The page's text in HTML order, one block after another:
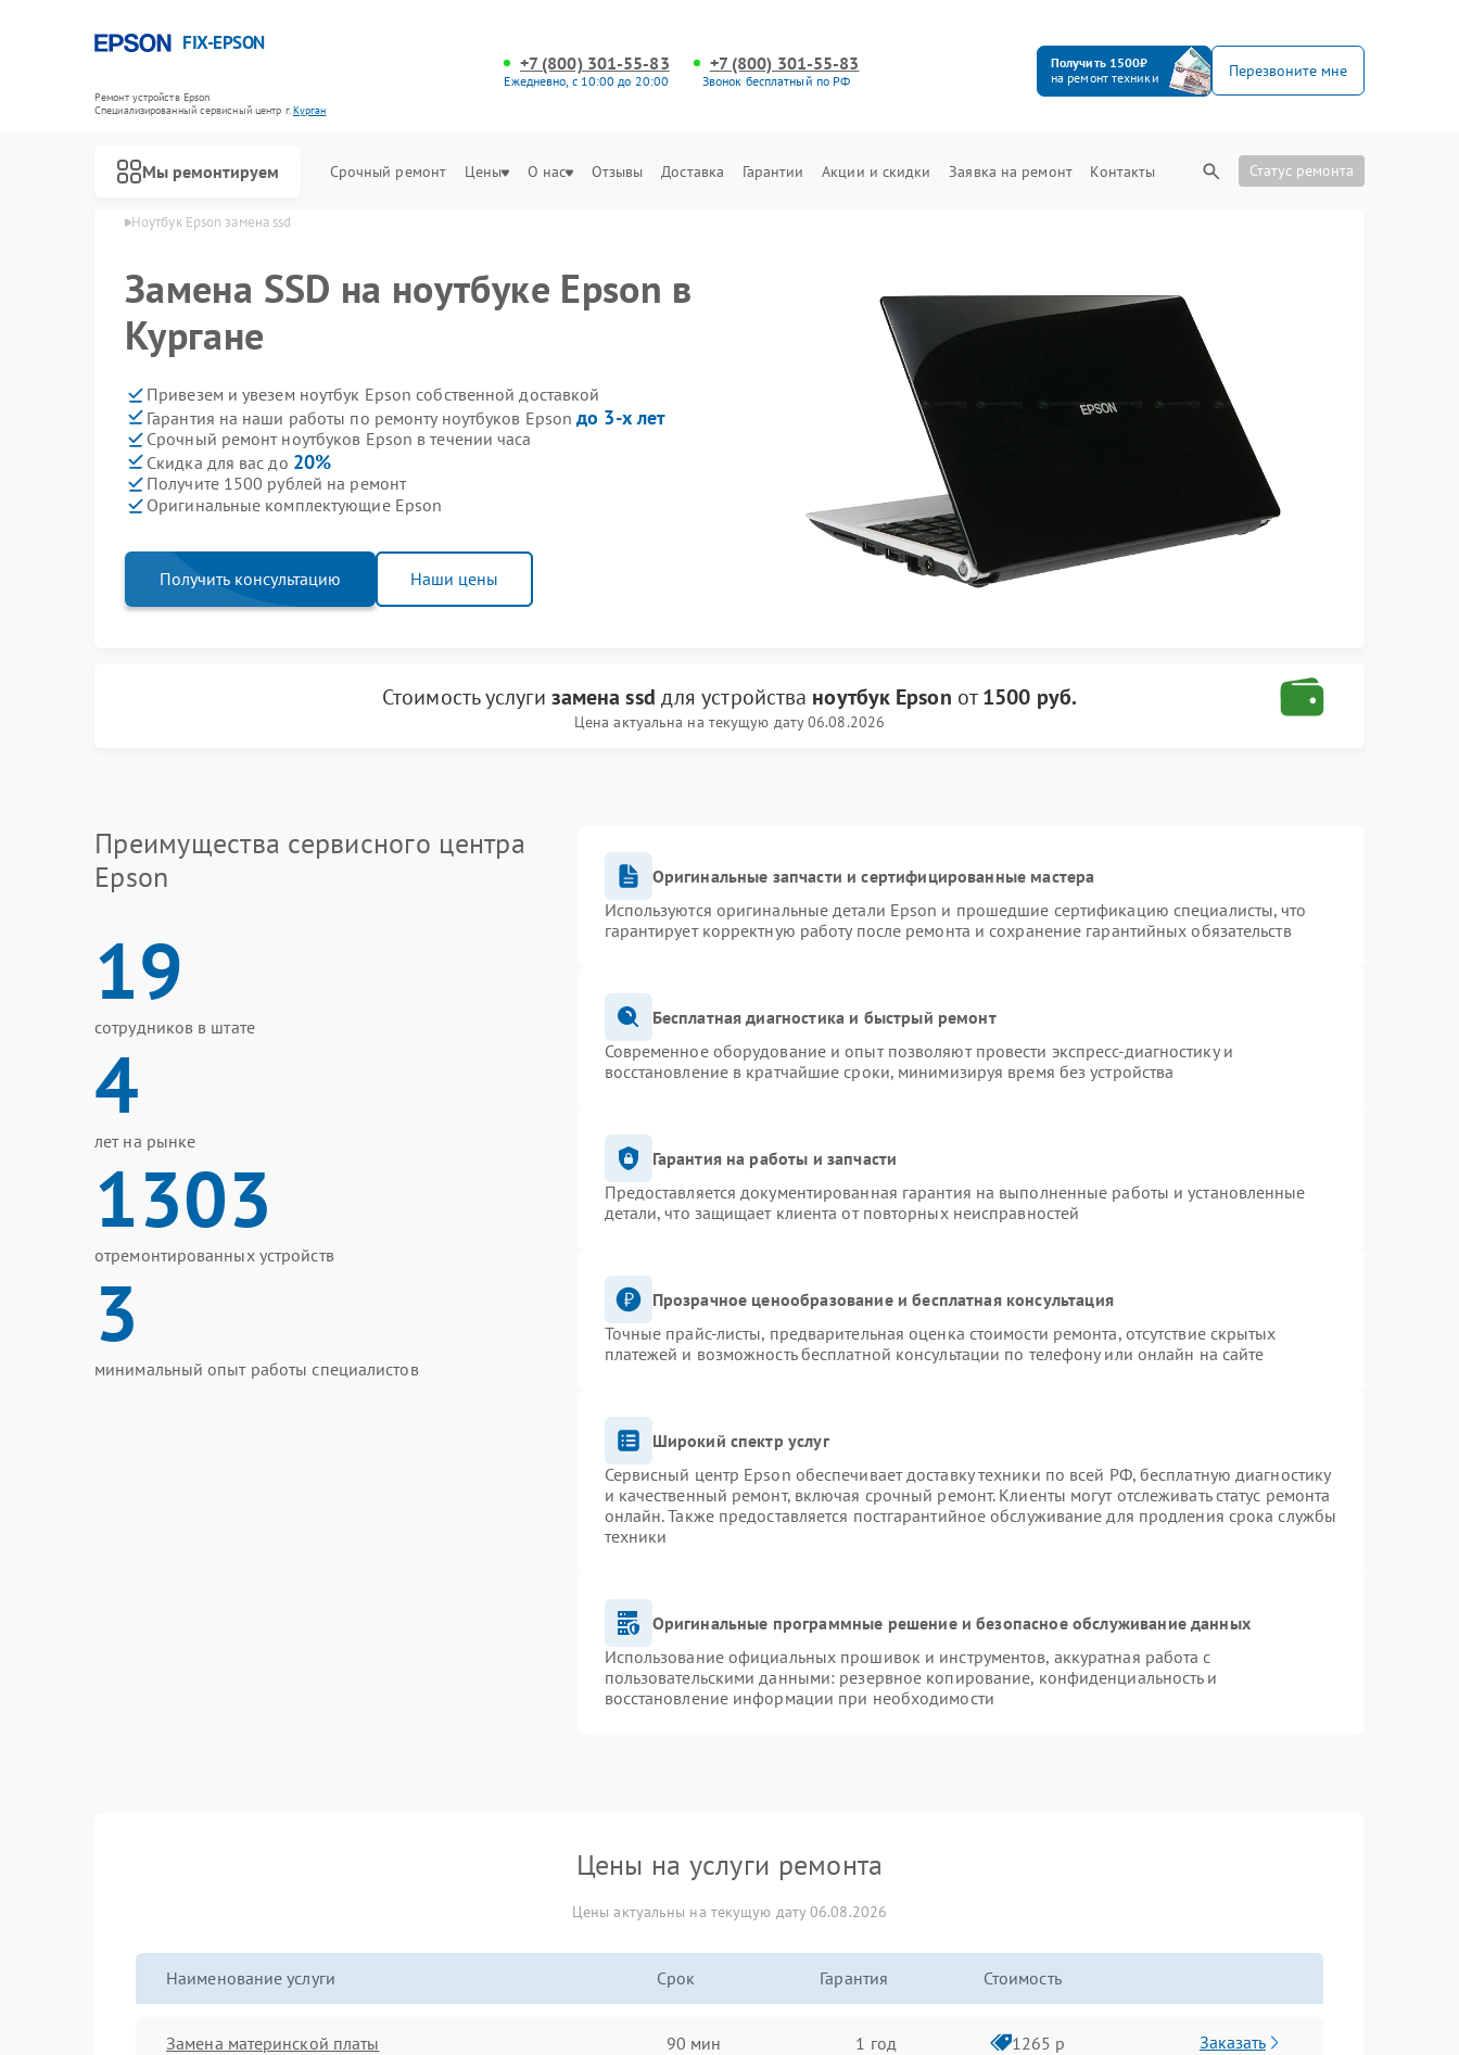
FIX-EPSON
Ремонт устройств Epson
Специализированный cервисный центр г.Курган
+7 (800) 301-55-83
Ежедневно, с 10:00 до 20:00
+7 (800) 301-55-83
Звонок бесплатный по РФ
Получить 1500₽
на ремонт техники
Перезвоните мне
Мы ремонтируем Срочный ремонт Цены О нас Отзывы Доставка Гарантии Акции и скидки Заявка на ремонт Контакты Статус ремонта
Ноутбук Epson замена ssd
Замена SSD на ноутбуке Epson в
Кургане
Привезем и увезем ноутбук Epson собственной доставкой
Гарантия на наши работы по ремонту ноутбуков Epsonдо 3-х лет
Срочный ремонт ноутбуков Epson в течении часа
Скидка для вас до 20%
Получите 1500 рублей на ремонт
Оригинальные комплектующие Epson
Получить консультацию Наши цены
Стоимость услуги замена ssd для устройства ноутбук Epson от1500 руб.
Цена актуальна на текущую дату 06.08.2026
Преимущества сервисного центра
Epson
19
сотрудников в штате
4
лет на рынке
1303
отремонтированных устройств
3
минимальный опыт работы специалистов
Оригинальные запчасти и сертифицированные мастера
Используются оригинальные детали Epson и прошедшие сертификацию специалисты, что
гарантирует корректную работу после ремонта и сохранение гарантийных обязательств
Бесплатная диагностика и быстрый ремонт
Современное оборудование и опыт позволяют провести экспресс-диагностику и
восстановление в кратчайшие сроки, минимизируя время без устройства
Гарантия на работы и запчасти
Предоставляется документированная гарантия на выполненные работы и установленные
детали, что защищает клиента от повторных неисправностей
Прозрачное ценообразование и бесплатная консультация
Точные прайс-листы, предварительная оценка стоимости ремонта, отсутствие скрытых
платежей и возможность бесплатной консультации по телефону или онлайн на сайте
Широкий спектр услуг
Сервисный центр Epson обеспечивает доставку техники по всей РФ, бесплатную диагностику
и качественный ремонт, включая срочный ремонт. Клиенты могут отслеживать статус ремонта
онлайн. Также предоставляется постгарантийное обслуживание для продления срока службы
техники
Оригинальные программные решение и безопасное обслуживание данных
Использование официальных прошивок и инструментов, аккуратная работа с
пользовательскими данными: резервное копирование, конфиденциальность и
восстановление информации при необходимости
Цены на услуги ремонта
Цены актуальны на текущую дату 06.08.2026
Наименование услуги Срок Гарантия Стоимость
Замена материнской платы 90 мин 1 год 1265 р Заказать